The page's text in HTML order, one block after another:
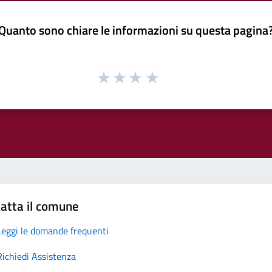
sono chiare le informazioni su questa
il comune
le domande frequenti
Assistenza